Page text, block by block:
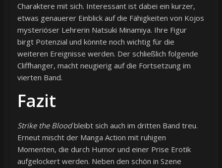
Charaktere mit sich. Interessant ist dabei ein kurzer,
etwas genauerer Einblick auf die Fähigkeiten von Kojos
mysteriöser Lehrerin Natsuki Minamiya. Ihre Figur
birgt Potenzial und könnte noch wichtig für die
weiteren Ereignisse werden. Der schließlich folgende
Cliffhanger, macht neugierig auf die Fortsetzung im
vierten Band.
Fazit
Strike the Bloodbleibt sich auch im dritten Band treu.
Erneut mischt der Manga Action mit ruhigen
Momenten, die durch Humor und einer Prise Erotik
aufgelockert werden. Neben den schön in Szene